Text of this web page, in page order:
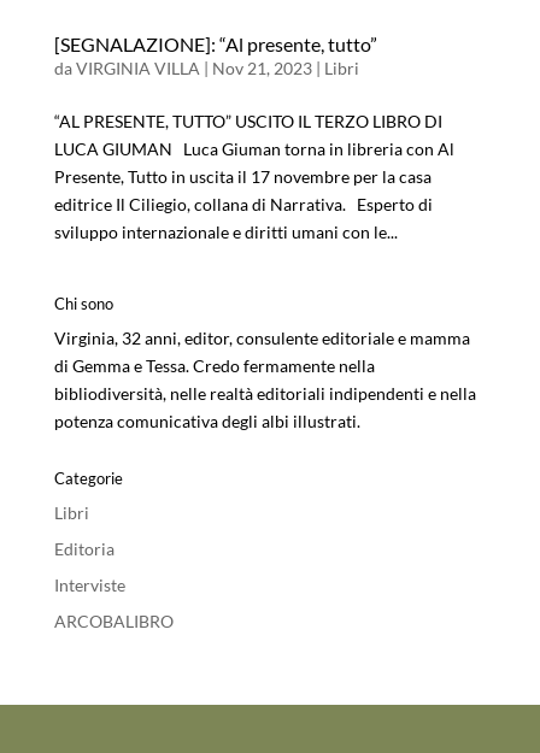
[SEGNALAZIONE]: “Al presente, tutto”
daVIRGINIA VILLA | Nov 21, 2023| Libri
“AL PRESENTE, TUTTO” USCITO IL TERZO LIBRO DI
LUCA GIUMAN Luca Giuman torna in libreria con Al
Presente, Tutto in uscita il 17 novembre per la casa
editrice Il Ciliegio, collana di Narrativa. Esperto di
sviluppo internazionale e diritti umani con le...
Chi sono
Virginia, 32 anni, editor, consulente editoriale e mamma
di Gemma e Tessa. Credo fermamente nella
bibliodiversità, nelle realtà editoriali indipendenti e nella
potenza comunicativa degli albi illustrati.
Categorie
Libri
Editoria
Interviste
ARCOBALIBRO